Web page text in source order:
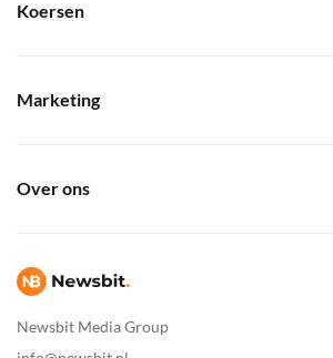
Newsbit Media Group
Koersen
Marketing
Over ons